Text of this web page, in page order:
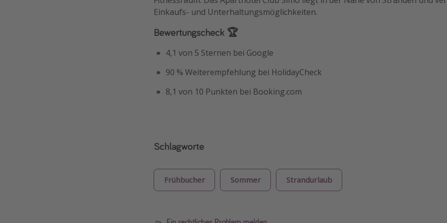
Einkaufs- und Unterhaltungsmöglichkeiten.
Bewertungscheck 🏆
4,1 von 5 Sternen bei Google
90 % Weiterempfehlung bei HolidayCheck
8,1 von 10 Punkten bei Booking.com
Schlagworte
Frühbucher Sommer Strandurlaub